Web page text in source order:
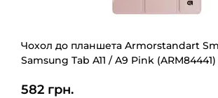
Чохол до планшета Armorstandart
Samsung Tab A11 / A9 Pink (ARM84441)
582 грн.